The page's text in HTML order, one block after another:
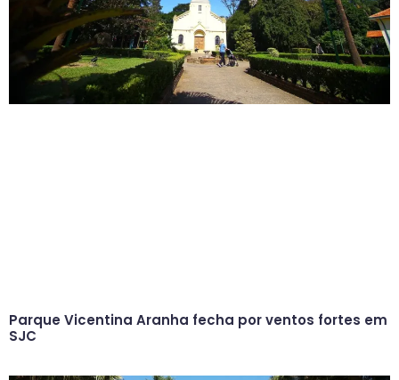
Parque Vicentina Aranha fecha por ventos fortes em
SJC